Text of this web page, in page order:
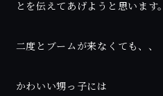
とを伝えてあげようと思います。
二度とブームが来なくても、、
かわいい甥っ子には